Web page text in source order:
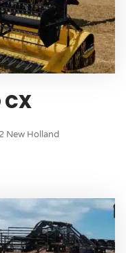
CX
New Holland